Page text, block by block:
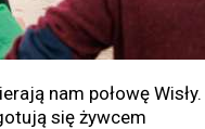
nam połowę
się żywcem